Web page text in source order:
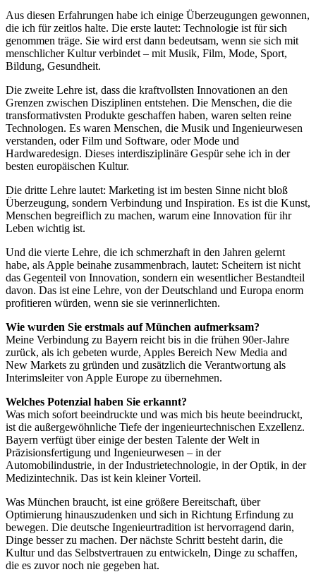
Aus diesen Erfahrungen habe ich einige Überzeugungen gewonnen,
die ich für zeitlos halte. Die erste lautet: Technologie ist für sich
genommen träge. Sie wird erst dann bedeutsam, wenn sie sich mit
menschlicher Kultur verbindet – mit Musik, Film, Mode, Sport,
Bildung, Gesundheit.
Die zweite Lehre ist, dass die kraftvollsten Innovationen an den
Grenzen zwischen Disziplinen entstehen. Die Menschen, die die
transformativsten Produkte geschaffen haben, waren selten reine
Technologen. Es waren Menschen, die Musik und Ingenieurwesen
verstanden, oder Film und Software, oder Mode und
Hardwaredesign. Dieses interdisziplinäre Gespür sehe ich in der
besten europäischen Kultur.
Die dritte Lehre lautet: Marketing ist im besten Sinne nicht bloß
Überzeugung, sondern Verbindung und Inspiration. Es ist die Kunst,
Menschen begreiflich zu machen, warum eine Innovation für ihr
Leben wichtig ist.
Und die vierte Lehre, die ich schmerzhaft in den Jahren gelernt
habe, als Apple beinahe zusammenbrach, lautet: Scheitern ist nicht
das Gegenteil von Innovation, sondern ein wesentlicher Bestandteil
davon. Das ist eine Lehre, von der Deutschland und Europa enorm
profitieren würden, wenn sie sie verinnerlichten.
Wie wurden Sie erstmals auf München aufmerksam?
Meine Verbindung zu Bayern reicht bis in die frühen 90er-Jahre
zurück, als ich gebeten wurde, Apples Bereich New Media and
New Markets zu gründen und zusätzlich die Verantwortung als
Interimsleiter von Apple Europe zu übernehmen.
Welches Potenzial haben Sie erkannt?
Was mich sofort beeindruckte und was mich bis heute beeindruckt,
ist die außergewöhnliche Tiefe der ingenieurtechnischen Exzellenz.
Bayern verfügt über einige der besten Talente der Welt in
Präzisionsfertigung und Ingenieurwesen – in der
Automobilindustrie, in der Industrietechnologie, in der Optik, in der
Medizintechnik. Das ist kein kleiner Vorteil.
Was München braucht, ist eine größere Bereitschaft, über
Optimierung hinauszudenken und sich in Richtung Erfindung zu
bewegen. Die deutsche Ingenieurtradition ist hervorragend darin,
Dinge besser zu machen. Der nächste Schritt besteht darin, die
Kultur und das Selbstvertrauen zu entwickeln, Dinge zu schaffen,
die es zuvor noch nie gegeben hat.